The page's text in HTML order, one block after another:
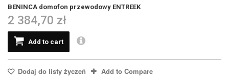
BENINCA domofon przewodowy ENTREEK
2 384,70 zł
Add to cart
Dodaj do listy życzeń Add to Compare